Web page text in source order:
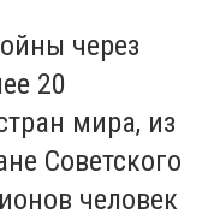
через
20
мира, из
Советского
человек